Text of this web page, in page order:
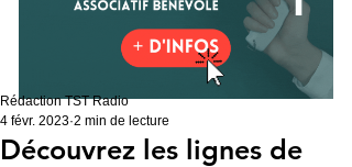
Découvrez les lignes de
Rédaction TST Radio
4 févr. 2023 2 min de lecture